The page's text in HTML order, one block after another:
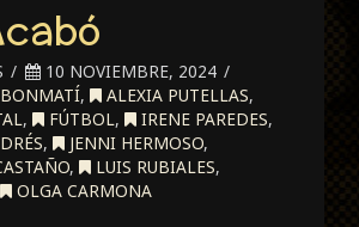
10 NOVIEMBRE, 2024
, ALEXIA PUTELLAS,
, FÚTBOL, IRENE PAREDES,
, JENNI HERMOSO,
, LUIS RUBIALES,
OLGA CARMONA